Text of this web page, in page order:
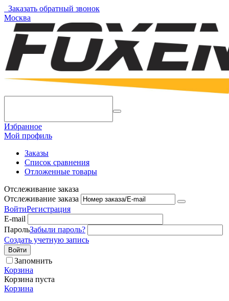
Заказать обратный звонок
Москва
Избранное
Мой профиль
Заказы
Список сравнения
Отложенные товары
Отслеживание заказа
Отслеживание заказа
ВойтиРегистрация
E-mail
ПарольЗабыли пароль?
Создать учетную запись
Войти
Запомнить
Корзина
Корзина пуста
Корзина